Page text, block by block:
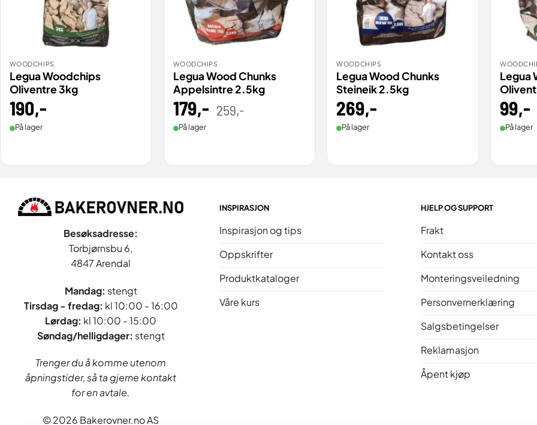
BESTILL
WOODCHIPS
Legua Woodchips
Oliventre 3kg
190,-
På lager
BESTILL
WOODCHIPS
Legua Wood Chunks
Appelsintre 2.5kg
179,- 259,-
På lager
BESTILL
WOODCHIPS
Legua Wood Chunks
Steineik 2.5kg
269,-
På lager
Legua
99,-
På lager
Besøksadresse:
Torbjørnsbu 6,
4847 Arendal
Mandag: stengt
Tirsdag - fredag: kl 10:00 - 16:00
Lørdag: kl 10:00 - 15:00
Søndag/helligdager: stengt
Trenger du å komme utenom
åpningstider, så ta gjerne kontakt
for en avtale.
© 2026 Bakerovner.no AS
INSPIRASJON
Inspirasjon og tips
Oppskrifter
Produktkataloger
Våre kurs
HJELP OG SUPPORT
Frakt
Kontakt oss
Monteringsveiledning
Personvernerklæring
Salgsbetingelser
Reklamasjon
Åpent kjøp